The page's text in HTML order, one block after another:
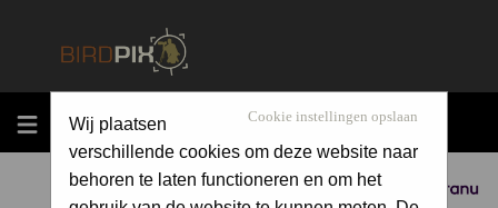
MENU
Sponsored by
Cookie instellingen opslaan
Wij plaatsen
verschillende cookies om deze website naar
behoren te laten functioneren en om het